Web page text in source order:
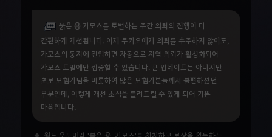
붉은 용 가모스를 토벌하는 주간 의뢰의 진행이 더
간편하게 개선됩니다. 이제 쿠카오에게 의뢰를 수주하지 않아도,
가모스의 둥지에 진입하면 자동으로 지역 의뢰가 활성화되어
가모스 토벌에만 집중할 수 있습니다. 큰 업데이트는 아니지만
초보 모험가님을 비롯하여 많은 모험가분들께서 불편하셨던
부분인데, 이렇게 개선 소식을 들려드릴 수 있게 되어 기쁜
마음입니다.
월드 우두머리 '붉은 용, 가모스'를 처치하고 보상을 획득하는